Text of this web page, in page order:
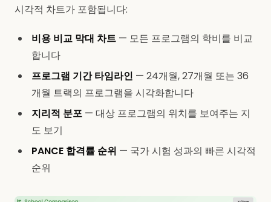
시각적 차트가 포함됩니다:
비용 비교 막대 차트 — 모든 프로그램의 학비를 비교
합니다
프로그램 기간 타임라인 — 24개월, 27개월 또는 36
개월 트랙의 프로그램을 시각화합니다
지리적 분포 — 대상 프로그램의 위치를 보여주는 지
도 보기
PANCE 합격률 순위 — 국가 시험 성과의 빠른 시각적
순위